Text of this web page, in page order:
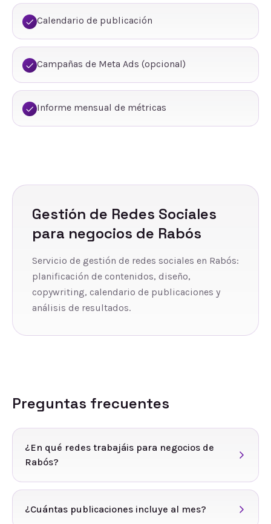
Calendario de publicación
Campañas de Meta Ads (opcional)
Informe mensual de métricas
Gestión de Redes Sociales
para negocios de Rabós
Servicio de gestión de redes sociales en Rabós:
planificación de contenidos, diseño,
copywriting, calendario de publicaciones y
análisis de resultados.
Preguntas frecuentes
¿En qué redes trabajáis para negocios de
Rabós?
¿Cuántas publicaciones incluye al mes?